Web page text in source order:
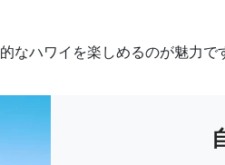
ハワイを楽しめるのが魅力で